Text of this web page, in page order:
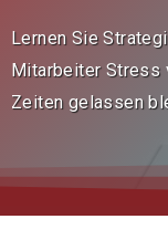
Lernen Sie
Mitarbeiter Stress
Zeiten gelassen